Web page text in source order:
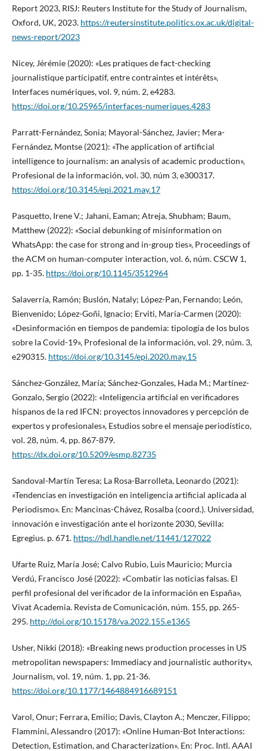
Report 2023, RISJ: Reuters Institute for the Study of Journalism,
Oxford, UK, 2023. https://reutersinstitute.politics.ox.ac.uk/digital-
news-report/2023
Nicey, Jérémie (2020): «Les pratiques de fact-checking
journalistique participatif, entre contraintes et intérêts»,
Interfaces numériques, vol. 9, núm. 2, e4283.
https://doi.org/10.25965/interfaces-numeriques.4283
Parratt-Fernández, Sonia; Mayoral-Sánchez, Javier; Mera-
Fernández, Montse (2021): «The application of artificial
intelligence to journalism: an analysis of academic production»,
Profesional de la información, vol. 30, núm 3, e300317.
https://doi.org/10.3145/epi.2021.may.17
Pasquetto, Irene V.; Jahani, Eaman; Atreja, Shubham; Baum,
Matthew (2022): «Social debunking of misinformation on
WhatsApp: the case for strong and in-group ties», Proceedings of
the ACM on human-computer interaction, vol. 6, núm. CSCW 1,
pp. 1-35. https://doi.org/10.1145/3512964
Salaverría, Ramón; Buslón, Nataly; López-Pan, Fernando; León,
Bienvenido; López-Goñi, Ignacio; Erviti, María-Carmen (2020):
«Desinformación en tiempos de pandemia: tipología de los bulos
sobre la Covid-19», Profesional de la información, vol. 29, núm. 3,
e290315. https://doi.org/10.3145/epi.2020.may.15
Sánchez-González, María; Sánchez-Gonzales, Hada M.; Martínez-
Gonzalo, Sergio (2022): «Inteligencia artificial en verificadores
hispanos de la red IFCN: proyectos innovadores y percepción de
expertos y profesionales», Estudios sobre el mensaje periodístico,
vol. 28, núm. 4, pp. 867-879.
https://dx.doi.org/10.5209/esmp.82735
Sandoval-Martín Teresa; La Rosa-Barrolleta, Leonardo (2021):
«Tendencias en investigación en inteligencia artificial aplicada al
Periodismo». En: Mancinas-Chávez, Rosalba (coord.). Universidad,
innovación e investigación ante el horizonte 2030, Sevilla:
Egregius. p. 671. https://hdl.handle.net/11441/127022
Ufarte Ruiz, María José; Calvo Rubio, Luis Mauricio; Murcia
Verdú, Francisco José (2022): «Combatir las noticias falsas. El
perfil profesional del verificador de la información en España»,
Vivat Academia. Revista de Comunicación, núm. 155, pp. 265-
295. http://doi.org/10.15178/va.2022.155.e1365
Usher, Nikki (2018): «Breaking news production processes in US
metropolitan newspapers: Immediacy and journalistic authority»,
Journalism, vol. 19, núm. 1, pp. 21-36.
https://doi.org/10.1177/1464884916689151
Varol, Onur; Ferrara, Emilio; Davis, Clayton A.; Menczer, Filippo;
Flammini, Alessandro (2017): «Online Human-Bot Interactions:
Detection, Estimation, and Characterization». En: Proc. Intl. AAAI